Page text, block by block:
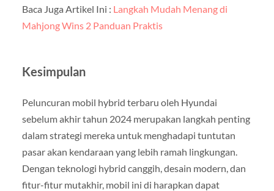
Baca Juga Artikel Ini : Langkah Mudah Menang di
Mahjong Wins 2 Panduan Praktis
Kesimpulan
Peluncuran mobil hybrid terbaru oleh Hyundai
sebelum akhir tahun 2024 merupakan langkah penting
dalam strategi mereka untuk menghadapi tuntutan
pasar akan kendaraan yang lebih ramah lingkungan.
Dengan teknologi hybrid canggih, desain modern, dan
fitur-fitur mutakhir, mobil ini di harapkan dapat